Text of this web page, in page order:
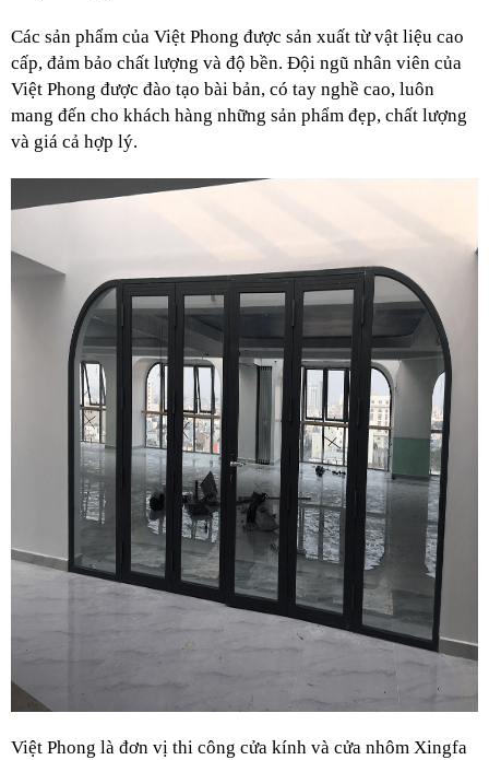
Các sản phẩm của Việt Phong được sản xuất từ vật liệu cao
cấp, đảm bảo chất lượng và độ bền. Đội ngũ nhân viên của
Việt Phong được đào tạo bài bản, có tay nghề cao, luôn
mang đến cho khách hàng những sản phẩm đẹp, chất lượng
và giá cả hợp lý.
Việt Phong là đơn vị thi công cửa kính và cửa nhôm Xingfa